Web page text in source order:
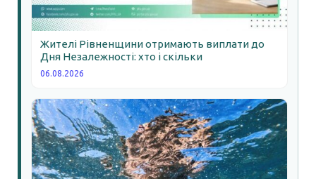
Жителі Рівненщини отримають виплати до
Дня Незалежності: хто і скільки
06.08.2026